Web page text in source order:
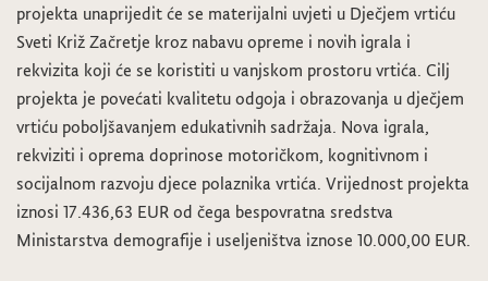
projekta unaprijedit će se materijalni uvjeti u Dječjem vrtiću
Sveti Križ Začretje kroz nabavu opreme i novih igrala i
rekvizita koji će se koristiti u vanjskom prostoru vrtića. Cilj
projekta je povećati kvalitetu odgoja i obrazovanja u dječjem
vrtiću poboljšavanjem edukativnih sadržaja. Nova igrala,
rekviziti i oprema doprinose motoričkom, kognitivnom i
socijalnom razvoju djece polaznika vrtića. Vrijednost projekta
iznosi 17.436,63 EUR od čega bespovratna sredstva
Ministarstva demografije i useljeništva iznose 10.000,00 EUR.